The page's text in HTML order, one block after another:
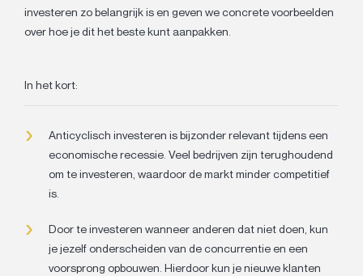
investeren zo belangrijk is en geven we concrete voorbeelden
over hoe je dit het beste kunt aanpakken.
In het kort:
Anticyclisch investeren is bijzonder relevant tijdens een
economische recessie. Veel bedrijven zijn terughoudend
om te investeren, waardoor de markt minder competitief
is.
Door te investeren wanneer anderen dat niet doen, kun
je jezelf onderscheiden van de concurrentie en een
voorsprong opbouwen. Hierdoor kun je nieuwe klanten